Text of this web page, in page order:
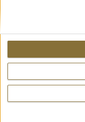
319,00 €